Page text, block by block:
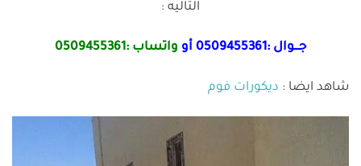
التاليه :
جـــوال :0509455361 أو واتساب :0509455361
شاهد ايضا : ديكورات فوم